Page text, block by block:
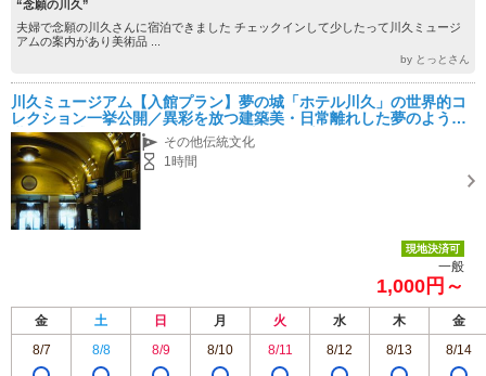
“念願の川久”
夫婦で念願の川久さんに宿泊できました チェックインして少したって川久ミュージ
アムの案内があり美術品 ...
by とっとさん
川久ミュージアム【入館プラン】夢の城「ホテル川久」の世界的コ
レクション一挙公開／異彩を放つ建築美・日常離れした夢のような
世界を体感 ＊ファミリー･女性同士･カップルにおすすめ＊
その他伝統文化
1時間
現地決済可
一般
1,000円～
金 土 日 月 火 水 木
金
8/7
8/8 8/9 8/10 8/11 8/12 8/13 8/14